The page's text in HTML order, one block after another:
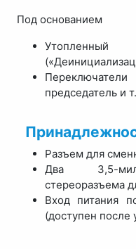
Под основанием
председатель и
Разъем для
Два 3,5-
стереоразъема
Вход питания
(доступен после